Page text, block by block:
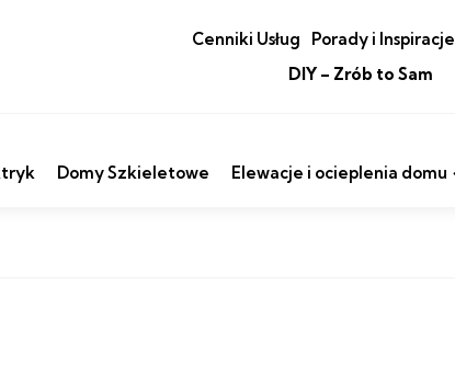
Cenniki Usług Porady i Inspiracje
DIY – Zrób to Sam
Domy Szkieletowe Elewacje i ocieplenia domu